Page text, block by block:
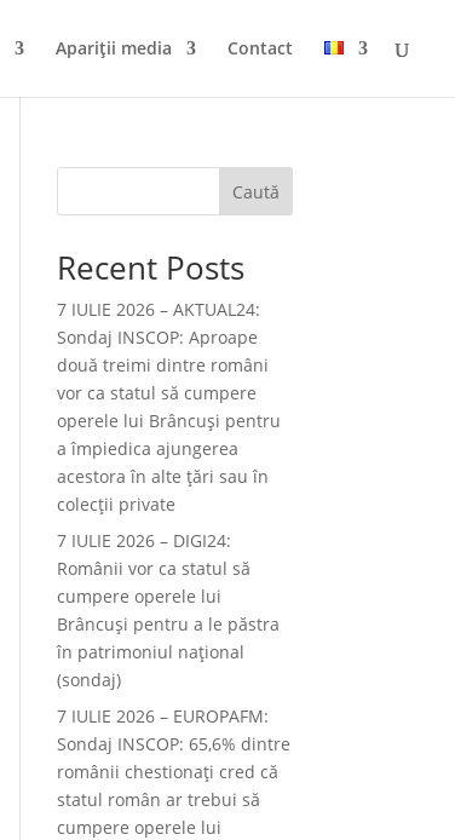
Apariții media Contact
Caută
Recent Posts
7 IULIE 2026 – AKTUAL24:
Sondaj INSCOP: Aproape
două treimi dintre români
vor ca statul să cumpere
operele lui Brâncuşi pentru
a împiedica ajungerea
acestora în alte ţări sau în
colecţii private
7 IULIE 2026 – DIGI24:
Românii vor ca statul să
cumpere operele lui
Brâncuși pentru a le păstra
în patrimoniul național
(sondaj)
7 IULIE 2026 – EUROPAFM:
Sondaj INSCOP: 65,6% dintre
românii chestionați cred că
statul român ar trebui să
cumpere operele lui